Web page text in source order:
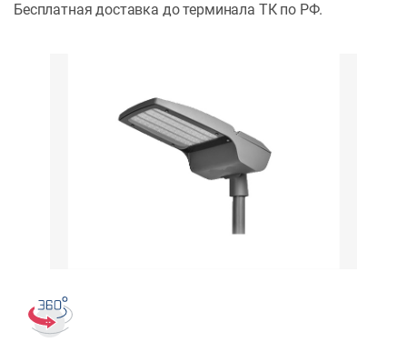
Бесплатная доставка до терминала ТК по РФ.